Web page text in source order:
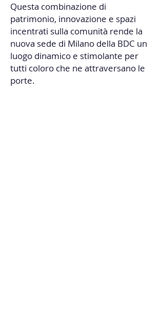
Questa combinazione di
patrimonio, innovazione e spazi
incentrati sulla comunità rende la
nuova sede di Milano della BDC un
luogo dinamico e stimolante per
tutti coloro che ne attraversano le
porte.